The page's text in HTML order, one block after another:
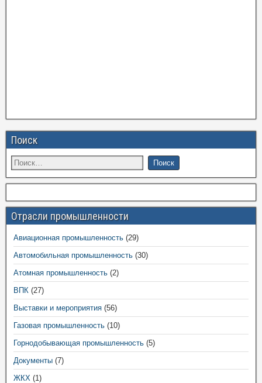
Поиск
Отрасли промышленности
Авиационная промышленность (29)
Автомобильная промышленность (30)
Атомная промышленность (2)
ВПК (27)
Выставки и мероприятия (56)
Газовая промышленность (10)
Горнодобывающая промышленность (5)
Документы (7)
ЖКХ (1)